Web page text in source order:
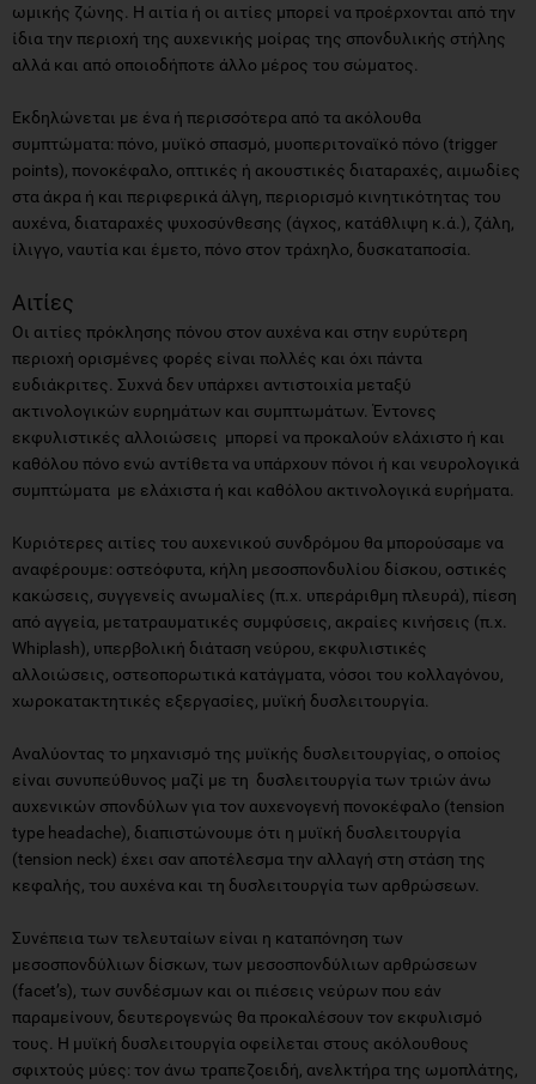
ωμικής ζώνης. Η αιτία ή οι αιτίες μπορεί να προέρχονται από την
ίδια την περιοχή της αυχενικής μοίρας της σπονδυλικής στήλης
αλλά και από οποιοδήποτε άλλο μέρος του σώματος.
Εκδηλώνεται με ένα ή περισσότερα από τα ακόλουθα
συμπτώματα: πόνο, μυϊκό σπασμό, μυοπεριτοναϊκό πόνο (trigger
points), πονοκέφαλο, οπτικές ή ακουστικές διαταραχές, αιμωδίες
στα άκρα ή και περιφερικά άλγη, περιορισμό κινητικότητας του
αυχένα, διαταραχές ψυχοσύνθεσης (άγχος, κατάθλιψη κ.ά.), ζάλη,
ίλιγγο, ναυτία και έμετο, πόνο στον τράχηλο, δυσκαταποσία.
Aιτίες
Οι αιτίες πρόκλησης πόνου στον αυχένα και στην ευρύτερη
περιοχή ορισμένες φορές είναι πολλές και όχι πάντα
ευδιάκριτες. Συχνά δεν υπάρχει αντιστοιχία μεταξύ
ακτινολογικών ευρημάτων και συμπτωμάτων. Έντονες
εκφυλιστικές αλλοιώσεις μπορεί να προκαλούν ελάχιστο ή και
καθόλου πόνο ενώ αντίθετα να υπάρχουν πόνοι ή και νευρολογικά
συμπτώματα με ελάχιστα ή και καθόλου ακτινολογικά ευρήματα.
Κυριότερες αιτίες του αυχενικού συνδρόμου θα μπορούσαμε να
αναφέρουμε: οστεόφυτα, κήλη μεσοσπονδυλίου δίσκου, οστικές
κακώσεις, συγγενείς ανωμαλίες (π.χ. υπεράριθμη πλευρά), πίεση
από αγγεία, μετατραυματικές συμφύσεις, ακραίες κινήσεις (π.χ.
Whiplash), υπερβολική διάταση νεύρου, εκφυλιστικές
αλλοιώσεις, οστεοπορωτικά κατάγματα, νόσοι του κολλαγόνου,
χωροκατακτητικές εξεργασίες, μυϊκή δυσλειτουργία.
Αναλύοντας το μηχανισμό της μυϊκής δυσλειτουργίας, ο οποίος
είναι συνυπεύθυνος μαζί με τη δυσλειτουργία των τριών άνω
αυχενικών σπονδύλων για τον αυχενογενή πονοκέφαλο (tension
type headache), διαπιστώνουμε ότι η μυϊκή δυσλειτουργία
(tension neck) έχει σαν αποτέλεσμα την αλλαγή στη στάση της
κεφαλής, του αυχένα και τη δυσλειτουργία των αρθρώσεων.
Συνέπεια των τελευταίων είναι η καταπόνηση των
μεσοσπονδύλιων δίσκων, των μεσοσπονδύλιων αρθρώσεων
(facet’s), των συνδέσμων και οι πιέσεις νεύρων που εάν
παραμείνουν, δευτερογενώς θα προκαλέσουν τον εκφυλισμό
τους. Η μυϊκή δυσλειτουργία οφείλεται στους ακόλουθους
σφιχτούς μύες: τον άνω τραπεζοειδή, ανελκτήρα της ωμοπλάτης,